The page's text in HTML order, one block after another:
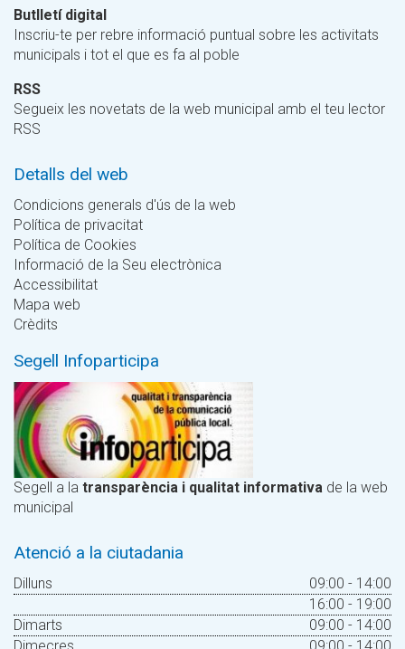
Butlletí digital
Inscriu-te per rebre informació puntual sobre les activitats
municipals i tot el que es fa al poble
RSS
Segueix les novetats de la web municipal amb el teu lector
RSS
Detalls del web
Condicions generals d'ús de la web
Política de privacitat
Política de Cookies
Informació de la Seu electrònica
Accessibilitat
Mapa web
Crèdits
Segell Infoparticipa
Segell a la transparència i qualitat informativa de la web
municipal
Atenció a la ciutadania
Dilluns
09:00 - 14:00
16:00 - 19:00
Dimarts
09:00 - 14:00